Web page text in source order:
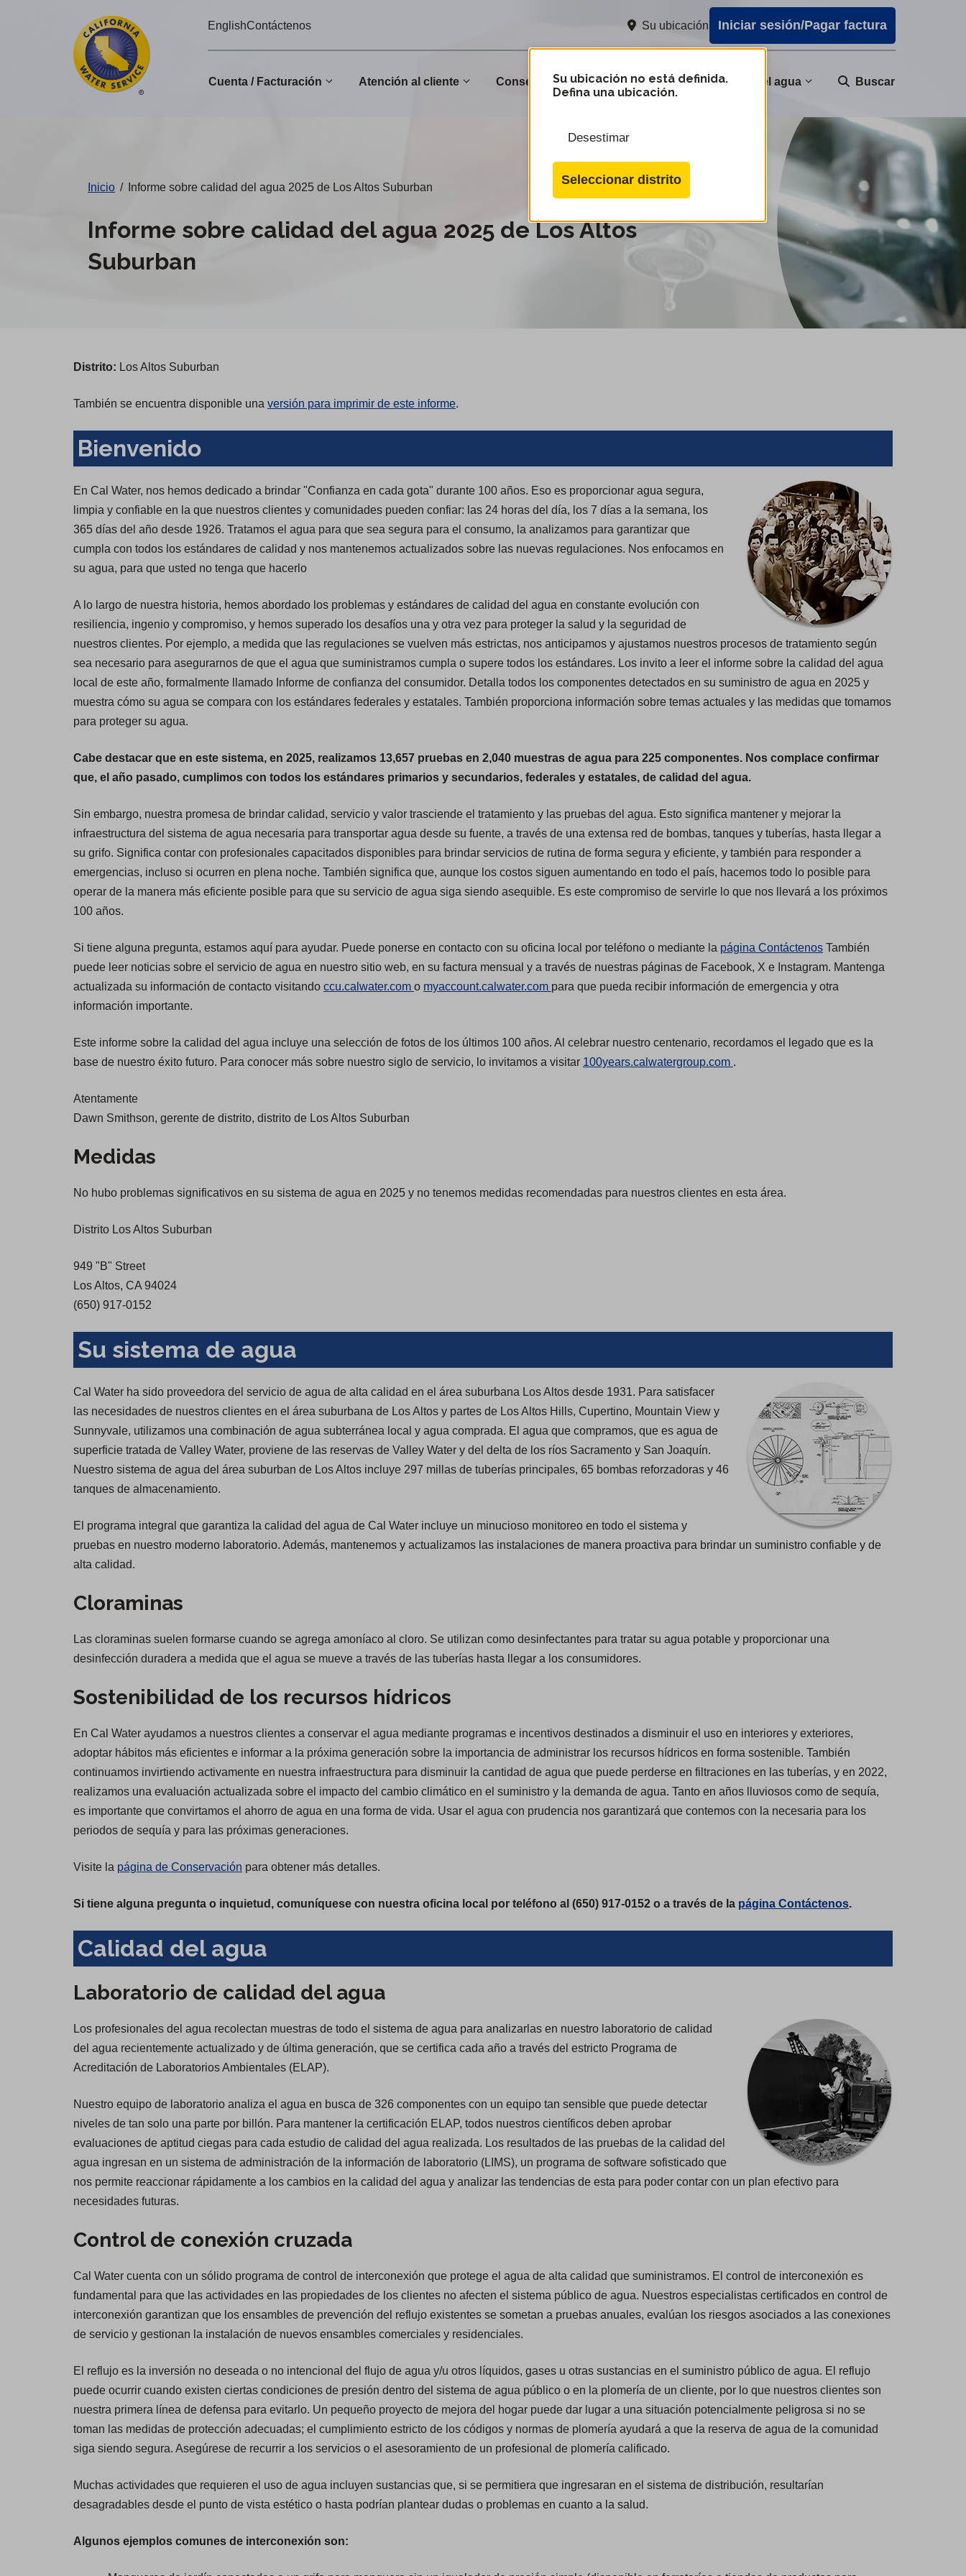
EnglishContáctenos Su ubicación Iniciar sesión/Pagar factura
Cuenta / Facturación Atención al cliente Conservación Comunidad Calidad del agua Buscar
Su ubicación no está definida.
Defina una ubicación.
Desestimar
Seleccionar distrito
Inicio / Informe sobre calidad del agua 2025 de Los Altos Suburban
Informe sobre calidad del agua 2025 de Los Altos
Suburban
Distrito: Los Altos Suburban
También se encuentra disponible una versión para imprimir de este informe.
Bienvenido
En Cal Water, nos hemos dedicado a brindar "Confianza en cada gota​​​​​​​" durante 100 años. Eso es proporcionar agua segura,
limpia y confiable en la que nuestros clientes y comunidades pueden confiar: las 24 horas del día, los 7 días a la semana, los
365 días del año desde 1926. Tratamos el agua para que sea segura para el consumo, la analizamos para garantizar que
cumpla con todos los estándares de calidad y nos mantenemos actualizados sobre las nuevas regulaciones. Nos enfocamos en
su agua, para que usted no tenga que hacerlo
A lo largo de nuestra historia, hemos abordado los problemas y estándares de calidad del agua en constante evolución con
resiliencia, ingenio y compromiso, y hemos superado los desafíos una y otra vez para proteger la salud y la seguridad de
nuestros clientes. Por ejemplo, a medida que las regulaciones se vuelven más estrictas, nos anticipamos y ajustamos nuestros procesos de tratamiento según
sea necesario para asegurarnos de que el agua que suministramos cumpla o supere todos los estándares. Los invito a leer el informe sobre la calidad del agua
local de este año, formalmente llamado Informe de confianza del consumidor. Detalla todos los componentes detectados en su suministro de agua en 2025 y
muestra cómo su agua se compara con los estándares federales y estatales. También proporciona información sobre temas actuales y las medidas que tomamos
para proteger su agua.
Cabe destacar que en este sistema, en 2025, realizamos 13,657 pruebas en 2,040 muestras de agua para 225 componentes. Nos complace confirmar
que, el año pasado, cumplimos con todos los estándares primarios y secundarios, federales y estatales, de calidad del agua.
Sin embargo, nuestra promesa de brindar calidad, servicio y valor trasciende el tratamiento y las pruebas del agua. Esto significa mantener y mejorar la
infraestructura del sistema de agua necesaria para transportar agua desde su fuente, a través de una extensa red de bombas, tanques y tuberías, hasta llegar a
su grifo. Significa contar con profesionales capacitados disponibles para brindar servicios de rutina de forma segura y eficiente, y también para responder a
emergencias, incluso si ocurren en plena noche. También significa que, aunque los costos siguen aumentando en todo el país, hacemos todo lo posible para
operar de la manera más eficiente posible para que su servicio de agua siga siendo asequible. Es este compromiso de servirle lo que nos llevará a los próximos
100 años.
Si tiene alguna pregunta, estamos aquí para ayudar. Puede ponerse en contacto con su oficina local por teléfono o mediante la página Contáctenos También
puede leer noticias sobre el servicio de agua en nuestro sitio web, en su factura mensual y a través de nuestras páginas de Facebook, X e Instagram. Mantenga
actualizada su información de contacto visitando ccu.calwater.com (
e
n
w
o myaccount.calwater.com (
e
n
w
para que pueda recibir información de emergencia y otra
información importante.
Este informe sobre la calidad del agua incluye una selección de fotos de los últimos 100 años. Al celebrar nuestro centenario, recordamos el legado que es la
base de nuestro éxito futuro. Para conocer más sobre nuestro siglo de servicio, lo invitamos a visitar 100years.calwatergroup.com
n
b
.
Atentamente
Dawn Smithson, gerente de distrito, distrito de Los Altos Suburban
Medidas
No hubo problemas significativos en su sistema de agua en 2025 y no tenemos medidas recomendadas para nuestros clientes en esta área.
Distrito Los Altos Suburban
949 "B" Street
Los Altos, CA 94024
(650) 917-0152
Su sistema de agua
Cal Water ha sido proveedora del servicio de agua de alta calidad en el área suburbana Los Altos desde 1931. Para satisfacer
las necesidades de nuestros clientes en el área suburbana de Los Altos y partes de Los Altos Hills, Cupertino, Mountain View y
Sunnyvale, utilizamos una combinación de agua subterránea local y agua comprada. El agua que compramos, que es agua de
superficie tratada de Valley Water, proviene de las reservas de Valley Water y del delta de los ríos Sacramento y San Joaquín.
Nuestro sistema de agua del área suburban de Los Altos incluye 297 millas de tuberías principales, 65 bombas reforzadoras y 46
tanques de almacenamiento.
El programa integral que garantiza la calidad del agua de Cal Water incluye un minucioso monitoreo en todo el sistema y
pruebas en nuestro moderno laboratorio. Además, mantenemos y actualizamos las instalaciones de manera proactiva para brindar un suministro confiable y de
alta calidad.
Cloraminas
Las cloraminas suelen formarse cuando se agrega amoníaco al cloro. Se utilizan como desinfectantes para tratar su agua potable y proporcionar una
desinfección duradera a medida que el agua se mueve a través de las tuberías hasta llegar a los consumidores.
Sostenibilidad de los recursos hídricos
En Cal Water ayudamos a nuestros clientes a conservar el agua mediante programas e incentivos destinados a disminuir el uso en interiores y exteriores,
adoptar hábitos más eficientes e informar a la próxima generación sobre la importancia de administrar los recursos hídricos en forma sostenible. También
continuamos invirtiendo activamente en nuestra infraestructura para disminuir la cantidad de agua que puede perderse en filtraciones en las tuberías, y en 2022,
realizamos una evaluación actualizada sobre el impacto del cambio climático en el suministro y la demanda de agua. Tanto en años lluviosos como de sequía,
es importante que convirtamos el ahorro de agua en una forma de vida. Usar el agua con prudencia nos garantizará que contemos con la necesaria para los
periodos de sequía y para las próximas generaciones.
Visite la página de Conservación para obtener más detalles.
Si tiene alguna pregunta o inquietud, comuníquese con nuestra oficina local por teléfono al (650) 917-0152 o a través de la página Contáctenos.
Calidad del agua
Laboratorio de calidad del agua
Los profesionales del agua recolectan muestras de todo el sistema de agua para analizarlas en nuestro laboratorio de calidad
del agua recientemente actualizado y de última generación, que se certifica cada año a través del estricto Programa de
Acreditación de Laboratorios Ambientales (ELAP).
Nuestro equipo de laboratorio analiza el agua en busca de 326 componentes con un equipo tan sensible que puede detectar
niveles de tan solo una parte por billón. Para mantener la certificación ELAP, todos nuestros científicos deben aprobar
evaluaciones de aptitud ciegas para cada estudio de calidad del agua realizada. Los resultados de las pruebas de la calidad del
agua ingresan en un sistema de administración de la información de laboratorio (LIMS), un programa de software sofisticado que
nos permite reaccionar rápidamente a los cambios en la calidad del agua y analizar las tendencias de esta para poder contar con un plan efectivo para
necesidades futuras.
Control de conexión cruzada
Cal Water cuenta con un sólido programa de control de interconexión que protege el agua de alta calidad que suministramos. El control de interconexión es
fundamental para que las actividades en las propiedades de los clientes no afecten el sistema público de agua. Nuestros especialistas certificados en control de
interconexión garantizan que los ensambles de prevención del reflujo existentes se sometan a pruebas anuales, evalúan los riesgos asociados a las conexiones
de servicio y gestionan la instalación de nuevos ensambles comerciales y residenciales.
El reflujo es la inversión no deseada o no intencional del flujo de agua y/u otros líquidos, gases u otras sustancias en el suministro público de agua. El reflujo
puede ocurrir cuando existen ciertas condiciones de presión dentro del sistema de agua público o en la plomería de un cliente, por lo que nuestros clientes son
nuestra primera línea de defensa para evitarlo. Un pequeño proyecto de mejora del hogar puede dar lugar a una situación potencialmente peligrosa si no se
toman las medidas de protección adecuadas; el cumplimiento estricto de los códigos y normas de plomería ayudará a que la reserva de agua de la comunidad
siga siendo segura. Asegúrese de recurrir a los servicios o el asesoramiento de un profesional de plomería calificado.
Muchas actividades que requieren el uso de agua incluyen sustancias que, si se permitiera que ingresaran en el sistema de distribución, resultarían
desagradables desde el punto de vista estético o hasta podrían plantear dudas o problemas en cuanto a la salud.
Algunos ejemplos comunes de interconexión son: